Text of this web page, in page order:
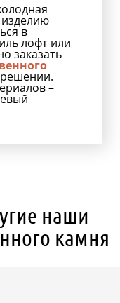
изделию
в
лофт или
заказать
–
наши
камня